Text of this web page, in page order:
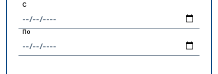
С
По